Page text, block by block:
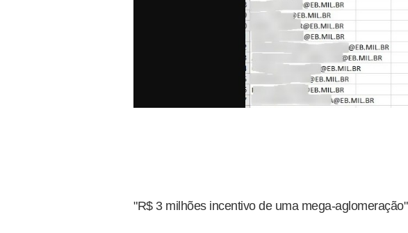
"R$ 3 milhões incentivo de uma mega-aglomeração"